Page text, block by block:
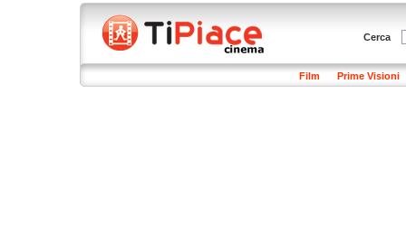
Cerca
Film Prime Visioni